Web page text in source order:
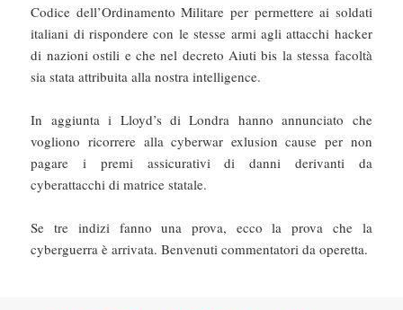
Codice dell’Ordinamento Militare per permettere ai soldati
italiani di rispondere con le stesse armi agli attacchi hacker
di nazioni ostili e che nel decreto Aiuti bis la stessa facoltà
sia stata attribuita alla nostra intelligence.
In aggiunta i Lloyd’s di Londra hanno annunciato che
vogliono ricorrere alla cyberwar exlusion cause per non
pagare i premi assicurativi di danni derivanti da
cyberattacchi di matrice statale.
Se tre indizi fanno una prova, ecco la prova che la
cyberguerra è arrivata. Benvenuti commentatori da operetta.